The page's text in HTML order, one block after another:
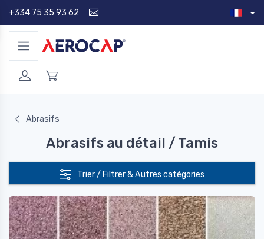
+334 75 35 93 62
Abrasifs
Abrasifs au détail / Tamis
Trier / Filtrer & Autres catégories